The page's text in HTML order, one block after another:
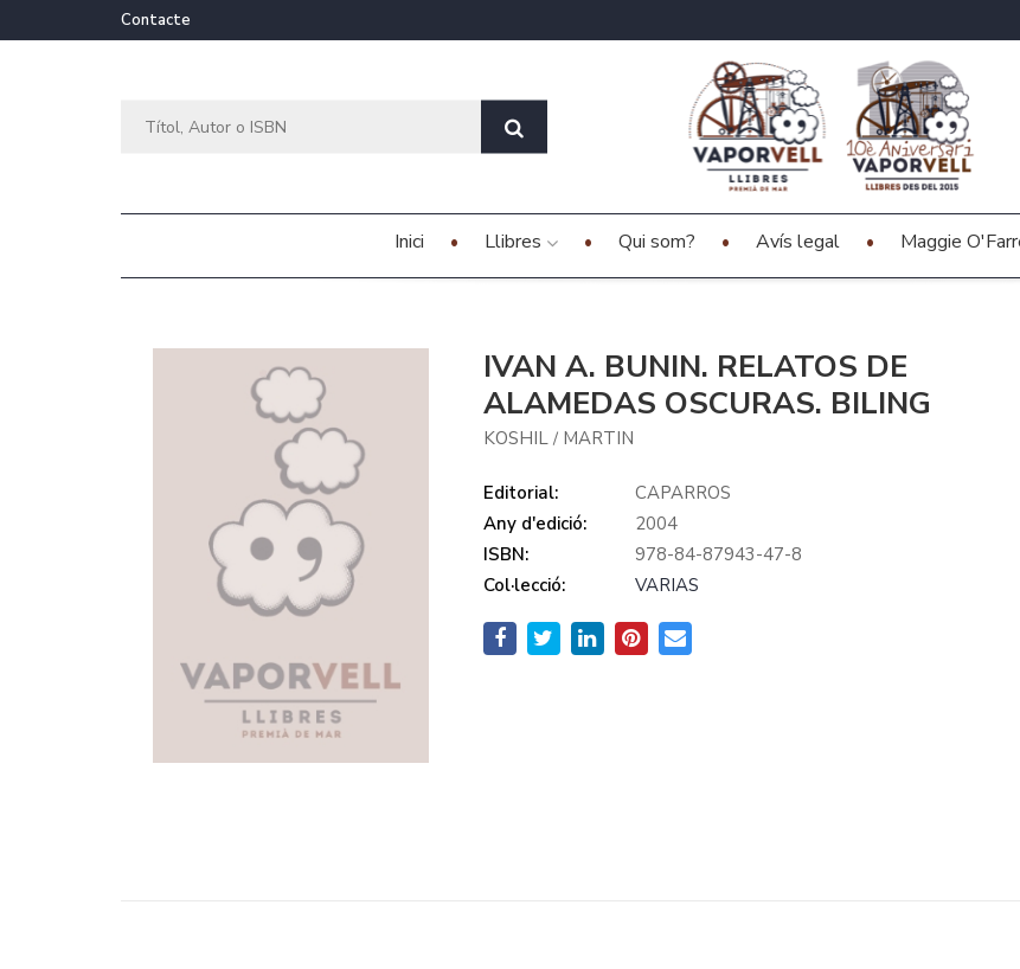
Contacte
Inici Llibres Qui som? Avís legal Maggie
IVAN A. BUNIN. RELATOS DE
ALAMEDAS OSCURAS. BILING
KOSHIL/ MARTIN
Editorial:
CAPARROS
Any d'edició:
2004
ISBN:
978-84-87943-47-8
Col·lecció:
VARIAS